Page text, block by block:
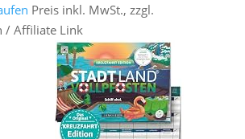
Preis inkl. MwSt., zzgl.
/ Affiliate Link